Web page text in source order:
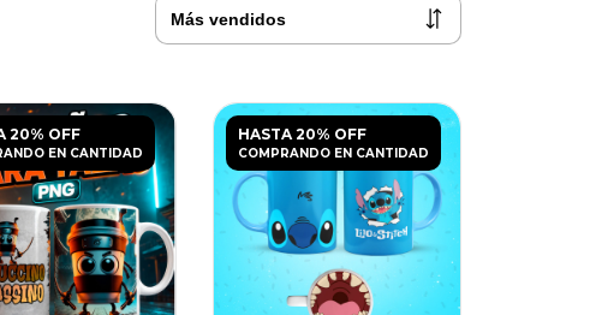
20% OFF
EN CANTIDAD
HASTA 20% OFF
COMPRANDO EN CANTIDAD